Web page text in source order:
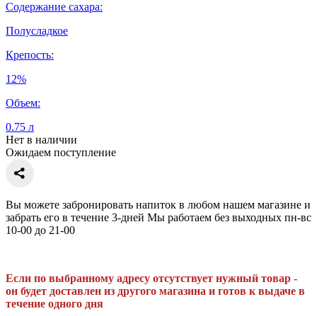
Содержание сахара:
Полусладкое
Крепость:
12%
Объем:
0.75 л
Нет в наличии
Ожидаем поступление
Вы можете забронировать напиток в любом нашем магазине и
забрать его в течение 3-дней Мы работаем без выходных пн-вс
10-00 до 21-00
Если по выбранному адресу отсутствует нужный товар -
он будет доставлен из другого магазина и готов к выдаче в
течение одного дня